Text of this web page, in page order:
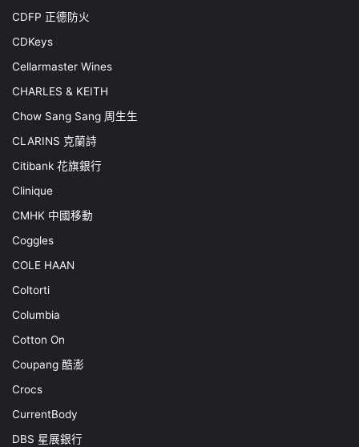
CDFP 正德防火
CDKeys
Cellarmaster Wines
CHARLES & KEITH
Chow Sang Sang 周生生
CLARINS 克蘭詩
Citibank 花旗銀行
Clinique
CMHK 中國移動
Coggles
COLE HAAN
Coltorti
Columbia
Cotton On
Coupang 酷澎
Crocs
CurrentBody
DBS 星展銀行